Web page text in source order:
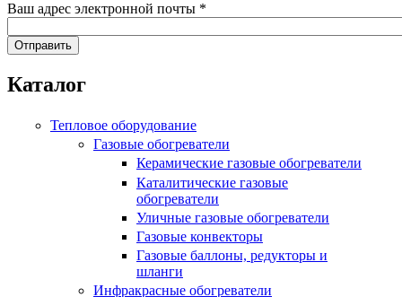
Ваш адрес электронной почты *
Каталог
Тепловое оборудование
Газовые обогреватели
Керамические газовые обогреватели
Каталитические газовые
обогреватели
Уличные газовые обогреватели
Газовые конвекторы
Газовые баллоны, редукторы и
шланги
Инфракрасные обогреватели